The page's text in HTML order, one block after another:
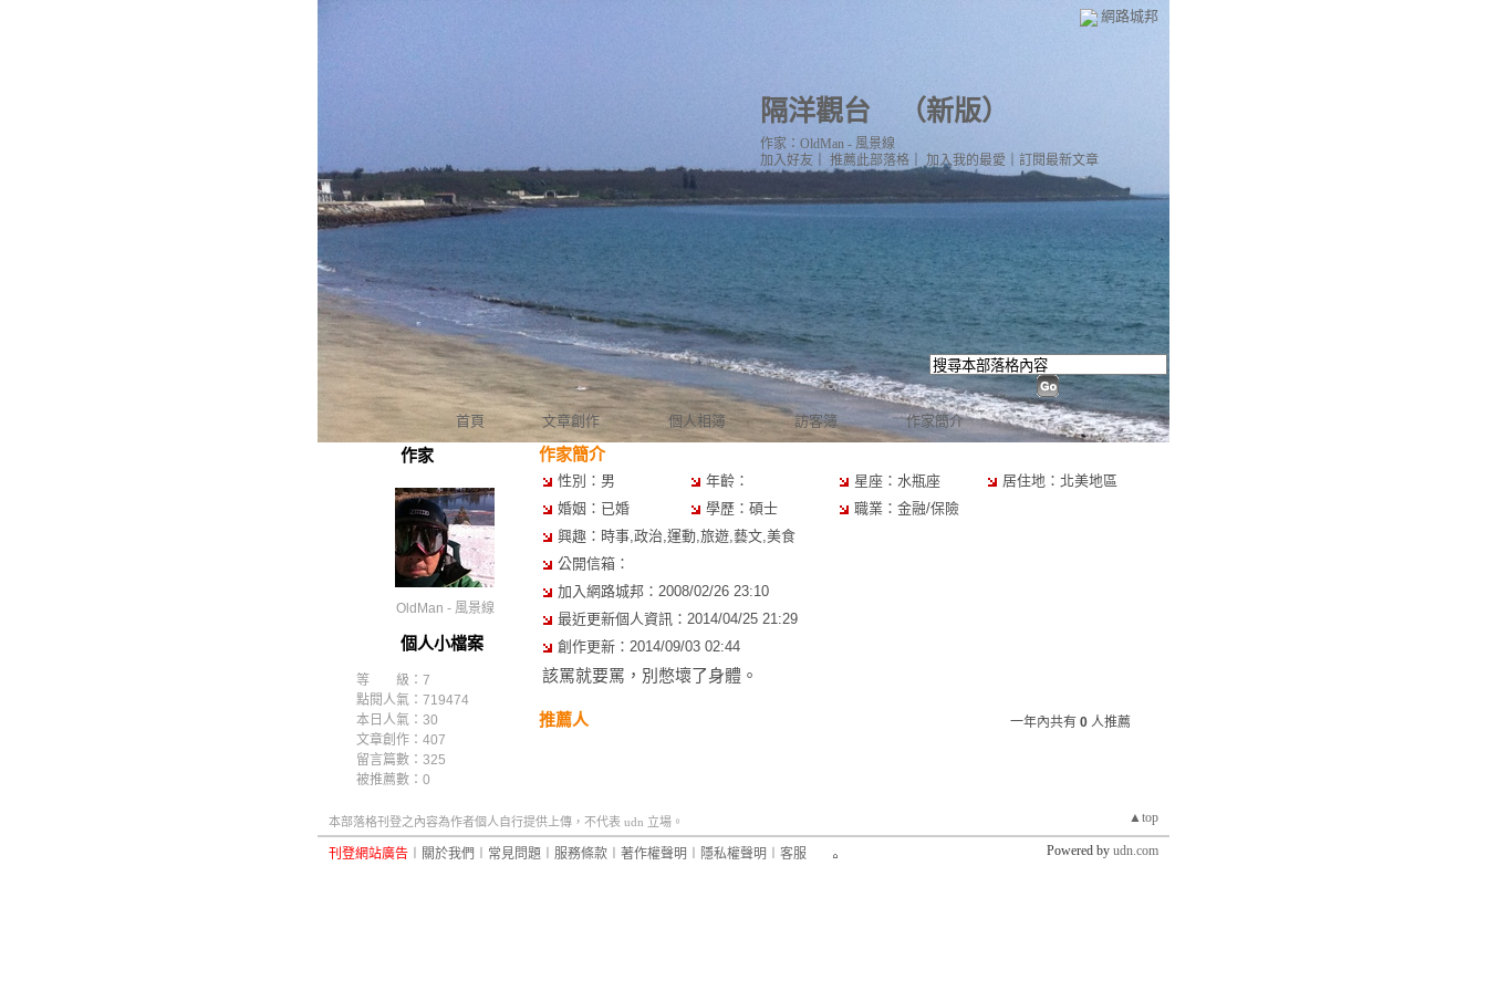
網路城邦
隔洋觀台 （新版）
首頁 文章創作 個人相簿 訪客簿 作家簡介
加入好友 推薦此部落格 加入我的最愛 訂閱最新文章
作家：OldMan - 風景線
作家
OldMan - 風景線
個人小檔案
等 級：7
點閱人氣：719474
本日人氣：30
文章創作：407
留言篇數：325
被推薦數： 0
作家簡介
性別：男 年齡： 星座：水瓶座
居住地：北美地區
婚姻：已婚
學歷：碩士
職業：金融/保險
興趣：時事,政治,運動,旅遊,藝文,美食
公開信箱：
加入網路城邦：2008/02/26 23:10
最近更新個人資訊：2014/04/25 21:29
創作更新：2014/09/03 02:44
該罵就要罵，別憋壞了身體。
推薦人 一年內共有 0 人推薦
▲top
本部落格刊登之內容為作者個人自行提供上傳，不代表 udn 立場。
刊登網站廣告 關於我們 常見問題 服務條款 著作權聲明 隱私權聲明 客服 Powered by udn.com